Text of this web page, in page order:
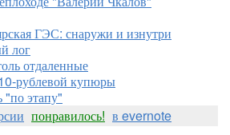
ГЭС: снаружи и изнутри
лог
отдаленные
рублевой купюры
этапу"
понравилось! в evernote